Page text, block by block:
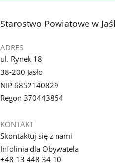
galerii.
stopka
Starostwo Powiatowe w
ADRES
ul. Rynek 18
38-200 Jasło
NIP 6852140829
Regon 370443854
KONTAKT
Skontaktuj się z nami
Infolinia dla Obywatela
+48 13 448 34 10